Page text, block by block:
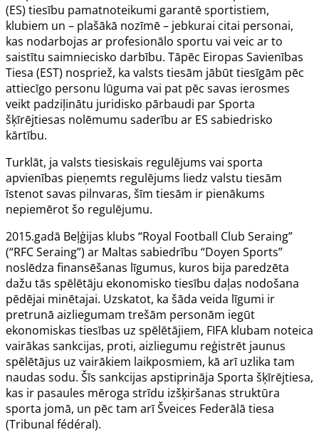
(ES) tiesību pamatnoteikumi garantē sportistiem,
klubiem un – plašākā nozīmē – jebkurai citai personai,
kas nodarbojas ar profesionālo sportu vai veic ar to
saistītu saimniecisko darbību. Tāpēc Eiropas Savienības
Tiesa (EST) nospriež, ka valsts tiesām jābūt tiesīgām pēc
attiecīgo personu lūguma vai pat pēc savas ierosmes
veikt padziļinātu juridisko pārbaudi par Sporta
šķīrējtiesas nolēmumu saderību ar ES sabiedrisko
kārtību.
Turklāt, ja valsts tiesiskais regulējums vai sporta
apvienības pieņemts regulējums liedz valstu tiesām
īstenot savas pilnvaras, šīm tiesām ir pienākums
nepiemērot šo regulējumu.
2015.gadā Beļģijas klubs “Royal Football Club Seraing”
(“RFC Seraing”) ar Maltas sabiedrību “Doyen Sports”
noslēdza finansēšanas līgumus, kuros bija paredzēta
dažu tās spēlētāju ekonomisko tiesību daļas nodošana
pēdējai minētajai. Uzskatot, ka šāda veida līgumi ir
pretrunā aizliegumam trešām personām iegūt
ekonomiskas tiesības uz spēlētājiem, FIFA klubam noteica
vairākas sankcijas, proti, aizliegumu reģistrēt jaunus
spēlētājus uz vairākiem laikposmiem, kā arī uzlika tam
naudas sodu. Šīs sankcijas apstiprināja Sporta šķīrējtiesa,
kas ir pasaules mēroga strīdu izšķiršanas struktūra
sporta jomā, un pēc tam arī Šveices Federālā tiesa
(Tribunal fédéral).